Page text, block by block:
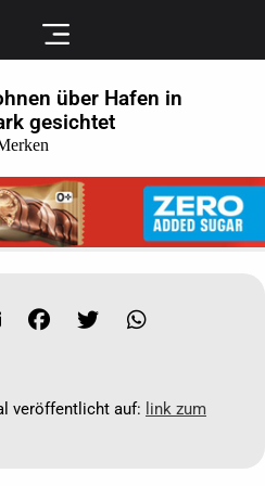
über Hafen in
gesichtet
veröffentlicht auf: link zum